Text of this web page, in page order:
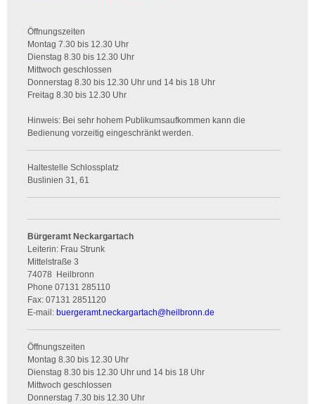
Öffnungszeiten
Montag 7.30 bis 12.30 Uhr
Dienstag 8.30 bis 12.30 Uhr
Mittwoch geschlossen
Donnerstag 8.30 bis 12.30 Uhr und 14 bis 18 Uhr
Freitag 8.30 bis 12.30 Uhr
Hinweis: Bei sehr hohem Publikumsaufkommen kann die
Bedienung vorzeitig eingeschränkt werden.
Haltestelle Schlossplatz
Buslinien 31, 61
Bürgeramt Neckargartach
Leiterin: Frau Strunk
Mittelstraße 3
74078
Heilbronn
Phone 07131 285110
Fax: 07131 2851120
E-mail: buergeramt.neckargartach@heilbronn.de
Öffnungszeiten
Montag 8.30 bis 12.30 Uhr
Dienstag 8.30 bis 12.30 Uhr und 14 bis 18 Uhr
Mittwoch geschlossen
Donnerstag 7.30 bis 12.30 Uhr